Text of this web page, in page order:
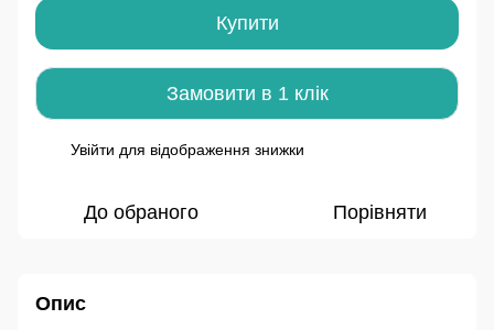
Купити
Замовити в 1 клік
Увійти для відображення знижки
До обраного Порівняти
Опис